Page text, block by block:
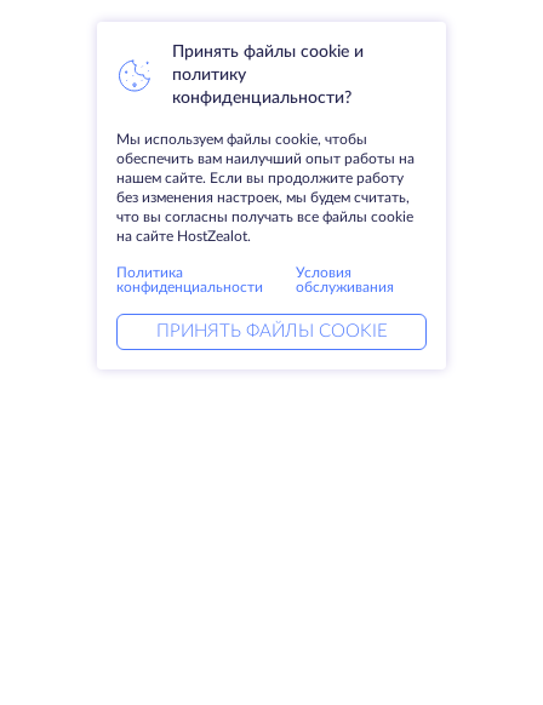
Принять файлы cookie и
политику
конфиденциальности?
Мы используем файлы cookie, чтобы
обеспечить вам наилучший опыт работы на
нашем сайте. Если вы продолжите работу
без изменения настроек, мы будем считать,
что вы согласны получать все файлы cookie
на сайте HostZealot.
Политика
конфиденциальности
Условия
обслуживания
ПРИНЯТЬ ФАЙЛЫ COOKIE